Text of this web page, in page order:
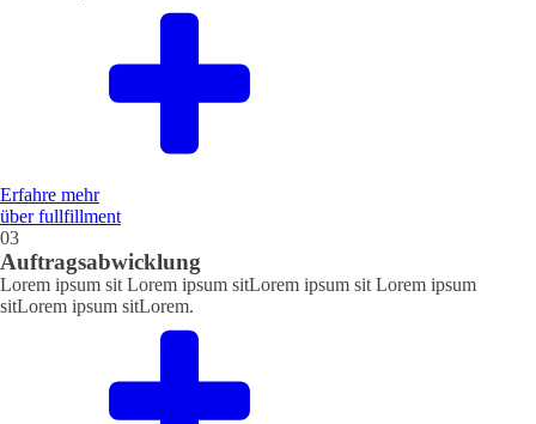
Erfahre mehr
über fullfillment
03
Auftragsabwicklung
Lorem ipsum sit Lorem ipsum sitLorem ipsum sit Lorem ipsum
sitLorem ipsum sitLorem.